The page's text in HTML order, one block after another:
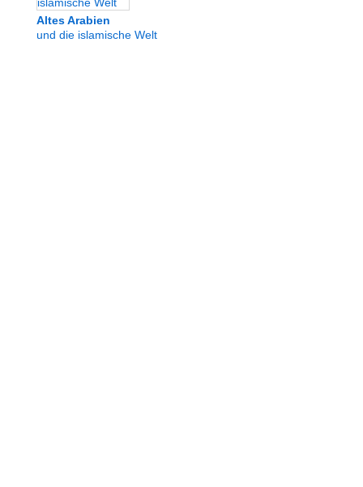
Altes Arabien
und die islamische Welt